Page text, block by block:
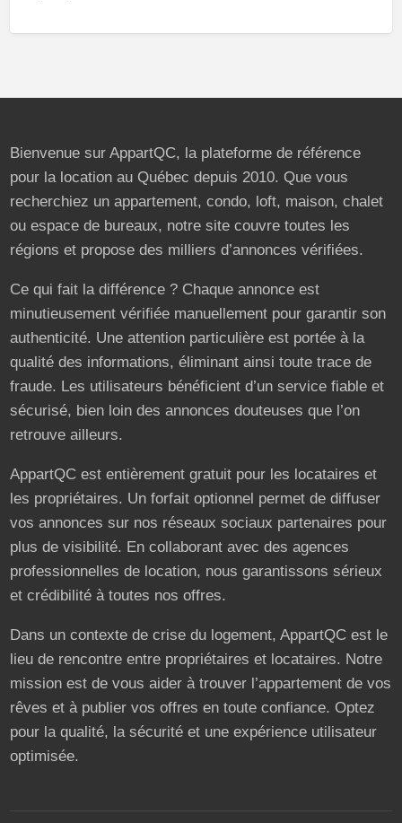
Bienvenue sur AppartQC, la plateforme de référence
pour la location au Québec depuis 2010. Que vous
recherchiez un appartement, condo, loft, maison, chalet
ou espace de bureaux, notre site couvre toutes les
régions et propose des milliers d’annonces vérifiées.
Ce qui fait la différence ? Chaque annonce est
minutieusement vérifiée manuellement pour garantir son
authenticité. Une attention particulière est portée à la
qualité des informations, éliminant ainsi toute trace de
fraude. Les utilisateurs bénéficient d’un service fiable et
sécurisé, bien loin des annonces douteuses que l’on
retrouve ailleurs.
AppartQC est entièrement gratuit pour les locataires et
les propriétaires. Un forfait optionnel permet de diffuser
vos annonces sur nos réseaux sociaux partenaires pour
plus de visibilité. En collaborant avec des agences
professionnelles de location, nous garantissons sérieux
et crédibilité à toutes nos offres.
Dans un contexte de crise du logement, AppartQC est le
lieu de rencontre entre propriétaires et locataires. Notre
mission est de vous aider à trouver l’appartement de vos
rêves et à publier vos offres en toute confiance. Optez
pour la qualité, la sécurité et une expérience utilisateur
optimisée.